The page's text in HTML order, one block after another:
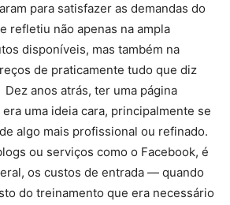
para satisfazer as demandas do
refletiu não apenas na ampla
disponíveis, mas também na
de praticamente tudo que diz
anos atrás, ter uma página
uma ideia cara, principalmente se
algo mais profissional ou refinado.
ou serviços como o Facebook, é
os custos de entrada — quando
do treinamento que era necessário